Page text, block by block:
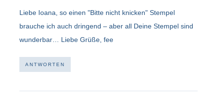
Liebe Ioana, so einen "Bitte nicht knicken" Stempel
brauche ich auch dringend – aber all Deine Stempel sind
wunderbar… Liebe Grüße, fee
ANTWORTEN